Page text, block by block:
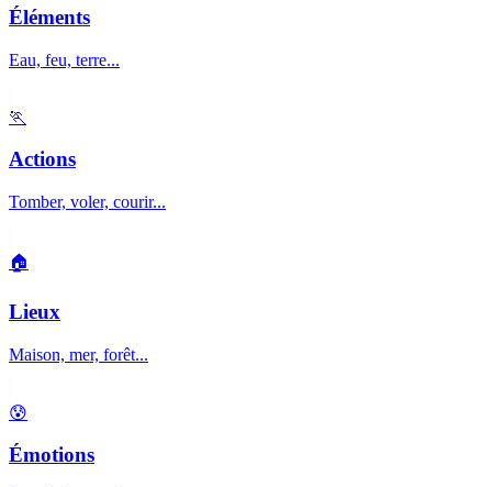
Éléments
Eau, feu, terre...
🏃
Actions
Tomber, voler, courir...
🏠
Lieux
Maison, mer, forêt...
😰
Émotions